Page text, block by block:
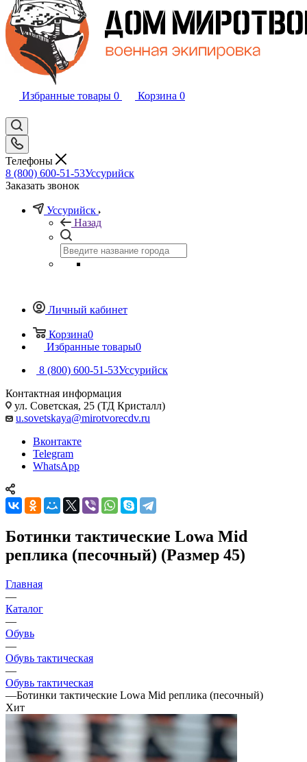
Избранные товары 0 Корзина 0
Телефоны
8 (800) 600-51-53Уссурийск
Заказать звонок
Уссурийск
Назад
Личный кабинет
Корзина0
Избранные товары0
8 (800) 600-51-53Уссурийск
Контактная информация
ул. Советская, 25 (ТД Кристалл)
u.sovetskaya@mirotvorecdv.ru
Вконтакте
Telegram
WhatsApp
Ботинки тактические Lowa Mid
реплика (песочный) (Размер 45)
Главная
—
Каталог
—
Обувь
—
Обувь тактическая
—
Обувь тактическая
—Ботинки тактические Lowa Mid реплика (песочный)
Хит